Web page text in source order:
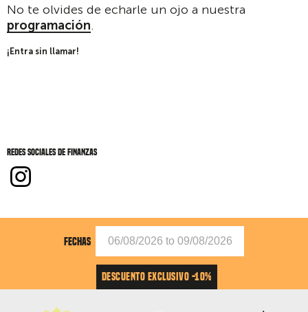
No te olvides de echarle un ojo a nuestra
programación.
¡Entra sin llamar!
Redes sociales de Finanzas
FECHAS
DESCUENTO EXCLUSIVO -10%